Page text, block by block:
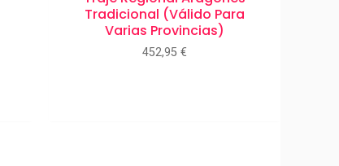
Tradicional (válido Para
Varias Provincias)
452,95 €